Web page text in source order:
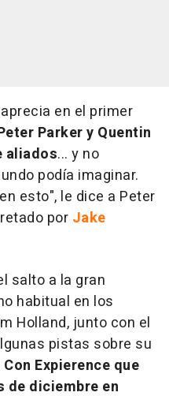
en el primer
Parker y Quentin
aliados... y no
podía imaginar.
esto", le dice a Peter
por Jake
salto a la gran
habitual en los
Holland, junto con el
pistas sobre su
Expierence que
de diciembre en